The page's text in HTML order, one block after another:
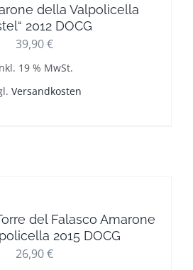
della Valpolicella
2012 DOCG
39,90€
19 % MwSt.
Versandkosten
del Falasco Amarone
2015 DOCG
26,90€